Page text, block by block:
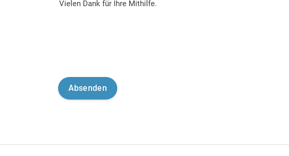
Vielen Dank für Ihre Mithilfe.